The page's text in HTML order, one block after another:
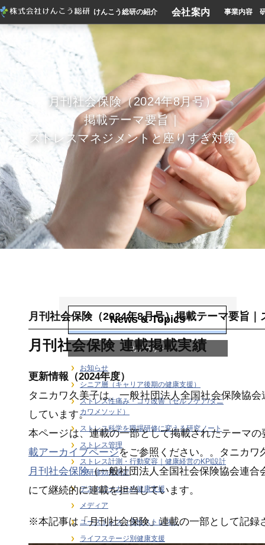
けんこう総研の紹介 会社案内 事業内容
月刊社会保険（2024年8月号）
掲載テーマ要旨｜
ストレスマネジメントと座りすぎ対策
月刊社会保険（2024年8月号）掲載テーマ要旨
月刊社会保険 連載掲載実績
更新情報（2024年度）
タニカワ久美子は、一般社団法人全国社会保険協
しています。
本ページは、連載の一部として掲載されたテーマ
載アーカイブページをご参照ください。。
タニカワ
月刊社会保険（一般社団法人全国社会保険協会連合
にて継続的に連載を担当しています。
※本記事は「月刊社会保険」連載の一部として記録
News & Topics
カテゴリー
お知らせ
シニア層（キャリア後期の健康支援）
ストレス性痛み・コリ改善（セルフケア/タニ
カワメソッド）
ストレス科学を職場研修に変える研究ノート
ストレス管理
ストレス計測・行動変容｜健康経営のKPI設計
と研修効果測定
デスクワーカーの健康支援
メディア
ユーストレス（良性ストレス）
ライフステージ別健康支援